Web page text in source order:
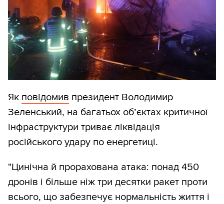
Як повідомив президент Володимир
Зеленський, на багатьох обʼєктах критичної
інфраструктури триває ліквідація
російського удару по енергетиці.
"Цинічна й прорахована атака: понад 450
дронів і більше ніж три десятки ракет проти
всього, що забезпечує нормальність життя і